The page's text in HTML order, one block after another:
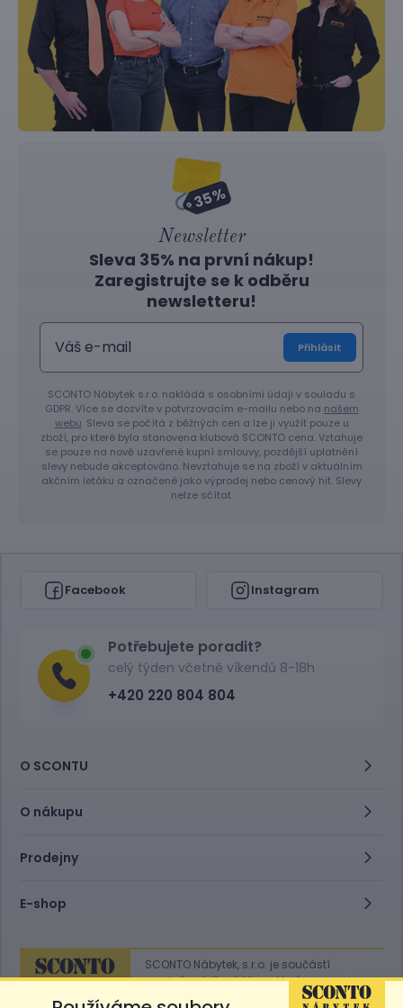
Newsletter
Sleva 35% na první nákup!
Zaregistrujte se k odběru
newsletteru!
Přihlásit
SCONTO Nábytek s.r.o. nakládá s osobními údaji v souladu s
GDPR. Více se dozvíte v potvrzovacím e-mailu nebo na našem
webu. Sleva se počítá z běžných cen a lze ji využít pouze u
zboží, pro které byla stanovena klubová SCONTO cena. Vztahuje
se pouze na nově uzavřené kupní smlouvy, pozdější uplatnění
slevy nebude akceptováno. Nevztahuje se na zboží v aktuálním
akčním letáku a označené jako výprodej nebo cenový hit. Slevy
nelze sčítat.
Facebook Instagram
Potřebujete poradit?
celý týden včetně víkendů 8-18h
+420 220 804 804
O SCONTU
O nákupu
Prodejny
E-shop
SCONTO Nábytek, s.r.o. je součástí
mezinárodního řetězce, který provozuje
obchodní domy
Sconto.